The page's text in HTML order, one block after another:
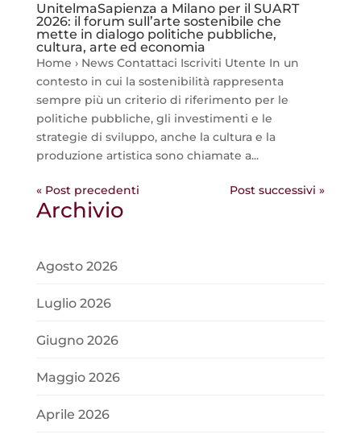
UnitelmaSapienza a Milano per il SUART
2026: il forum sull’arte sostenibile che
mette in dialogo politiche pubbliche,
cultura, arte ed economia
Home › News Contattaci Iscriviti Utente In un
contesto in cui la sostenibilità rappresenta
sempre più un criterio di riferimento per le
politiche pubbliche, gli investimenti e le
strategie di sviluppo, anche la cultura e la
produzione artistica sono chiamate a...
« Post precedenti Post successivi »
Archivio
Agosto 2026
Luglio 2026
Giugno 2026
Maggio 2026
Aprile 2026